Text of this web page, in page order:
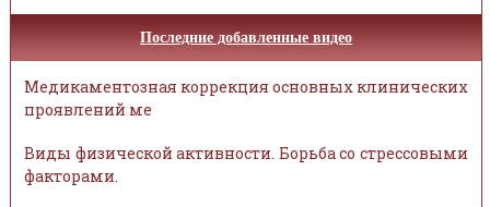
Последние добавленные видео
Медикаментозная коррекция основных клинических
проявлений ме
Виды физической активности. Борьба со стрессовыми
факторами.